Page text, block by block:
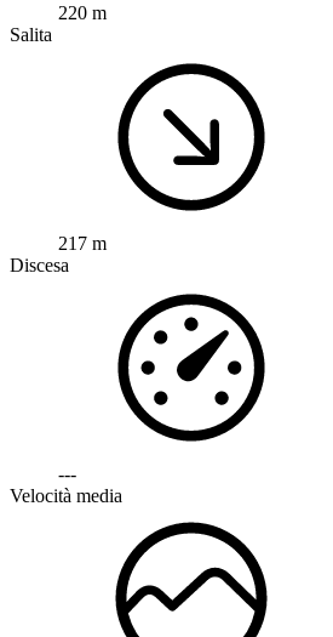
220 m
Salita
217 m
Discesa
---
Velocità media